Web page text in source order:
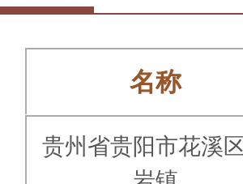
名称
贵州省贵阳市花溪